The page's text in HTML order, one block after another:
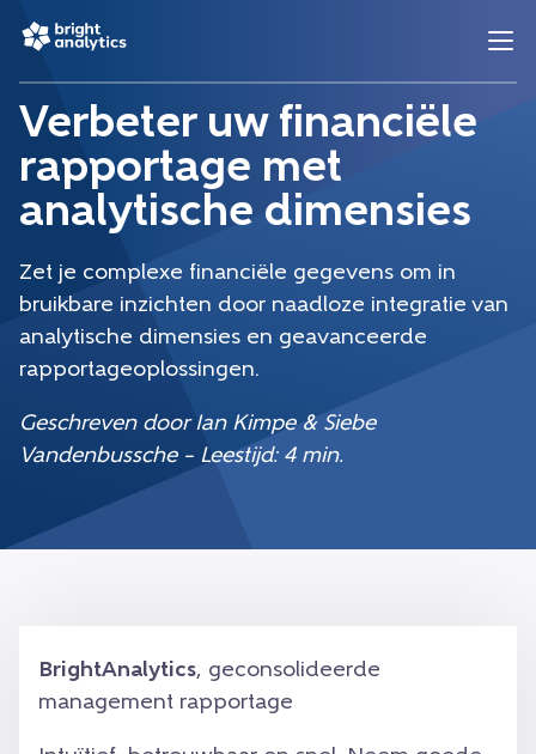
Verbeter uw financiële
rapportage met
analytische dimensies
Zet je complexe financiële gegevens om in
bruikbare inzichten door naadloze integratie van
analytische dimensies en geavanceerde
rapportageoplossingen.
Geschreven door Ian Kimpe & Siebe
Vandenbussche – Leestijd: 4 min.
BrightAnalytics, geconsolideerde
management rapportage